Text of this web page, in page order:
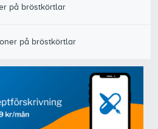
på bröstkörtlar
på bröstkörtlar